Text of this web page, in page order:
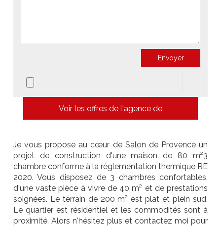
Voir les offres de l'agence de
Je vous propose au cœur de Salon de Provence un
projet de construction d'une maison de 80 m²3
chambre conforme à la réglementation thermique RE
2020. Vous disposez de 3 chambres confortables,
d'une vaste pièce à vivre de 40 m² et de prestations
soignées. Le terrain de 200 m² est plat et plein sud.
Le quartier est résidentiel et les commodités sont à
proximité. Alors n'hésitez plus et contactez moi pour